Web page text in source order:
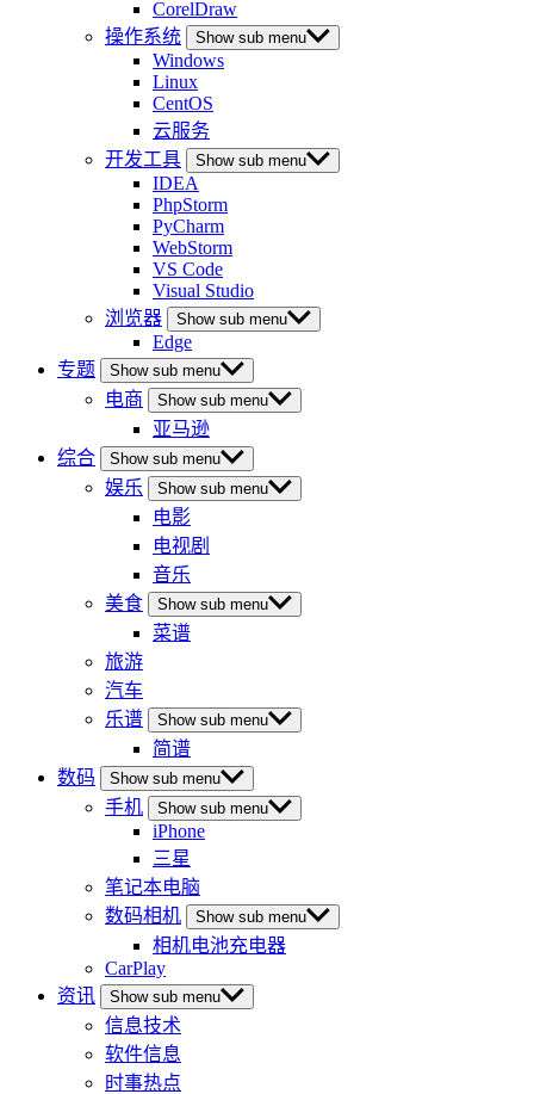
CorelDraw
操作系统
Show sub menu
Windows
Linux
CentOS
云服务
开发工具
Show sub menu
IDEA
PhpStorm
PyCharm
WebStorm
VS Code
Visual Studio
浏览器
Show sub menu
Edge
专题
Show sub menu
电商 Show sub menu
亚马逊
综合
Show sub menu
娱乐 Show sub menu
电影
电视剧
音乐
美食
Show sub menu
菜谱
旅游
汽车
乐谱
Show sub menu
简谱
数码
Show sub menu
手机 Show sub menu
iPhone
三星
笔记本电脑
数码相机
Show sub menu
相机电池充电器
CarPlay
资讯
Show sub menu
信息技术
软件信息
时事热点